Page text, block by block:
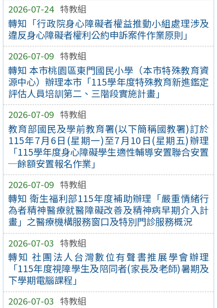
2026-07-24 特教組
轉知「行政院身心障礙者權益推動小組處理涉及
違反身心障礙者權利公約申訴案件作業原則」
2026-07-09 特教組
轉知 本市桃園區東門國民小學（本市特殊教育資
源中心）辦理本市「115學年度特殊教育新進鑑定
評估人員培訓第二、三階段實施計畫」
2026-07-09 特教組
教育部國民及學前教育署(以下簡稱國教署)訂於
115年7月6日(星期一)至7月10日(星期五)辦理
「115學年度身心障礙學生適性輔導安置聯合安置
─餘額安置報名作業」
2026-07-09 特教組
轉知 衛生福利部115年度補助辦理「嚴重情緒行
為者精神醫療就醫障礙改善及精神病早期介入計
畫」之醫療機構服務窗口及特別門診服務概況
2026-07-03 特教組
轉知 社團法人台灣數位有聲書推展學會辦理
「115年度視障學生及陪同者(家長及老師)暑期及
下學期電腦課程」
2026-07-03 特教組